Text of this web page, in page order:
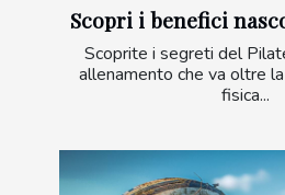
Scopri i benefici
Scoprite i segreti del
allenamento che va oltre
fisica...